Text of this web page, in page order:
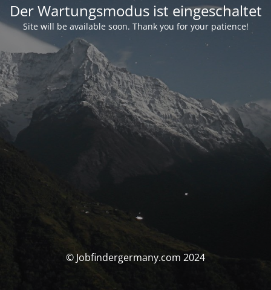
Der Wartungsmodus ist eingeschaltet
Site will be available soon. Thank you for your patience!
© Jobfindergermany.com 2024